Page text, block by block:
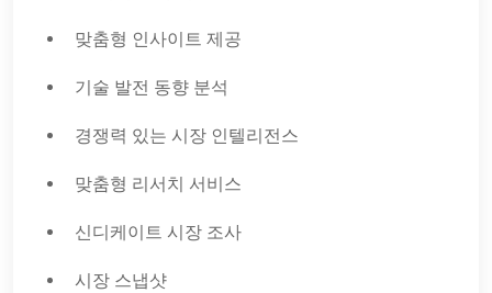
맞춤형 인사이트 제공
기술 발전 동향 분석
경쟁력 있는 시장 인텔리전스
맞춤형 리서치 서비스
신디케이트 시장 조사
시장 스냅샷